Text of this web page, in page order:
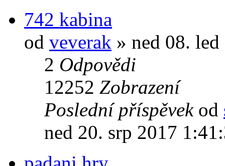
742 kabina
od veverak » ned 08.
2 Odpovědi
12252 Zobrazení
Poslední příspěvek od
ned 20. srp 2017